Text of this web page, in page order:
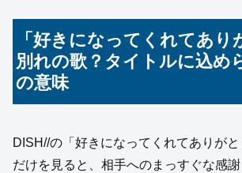
「好きになってくれてあり
別れの歌？タイトルに込め
の意味
DISH//の「好きになってくれてありが
だけを見ると、相手へのまっすぐな感